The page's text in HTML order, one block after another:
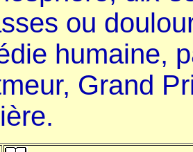
ou
humaine,
Grand